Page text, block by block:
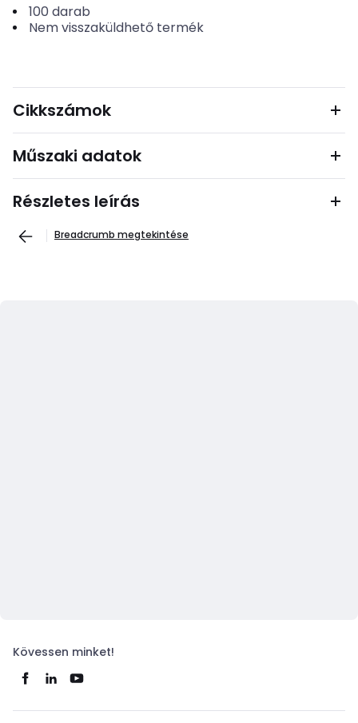
100 darab
Nem visszaküldhető termék
Cikkszámok
Műszaki adatok
Részletes leírás
Breadcrumb megtekintése
Kövessen minket!